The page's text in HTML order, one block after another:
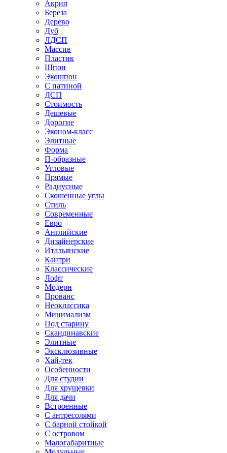
Акрил
Береза
Дерево
Дуб
ЛДСП
Массив
Пластик
Шпон
Экошпон
С патиной
ДСП
Стоимость
Дешевые
Дорогие
Эконом-класс
Элитные
Форма
П-образные
Угловые
Прямые
Радиусные
Скошенные углы
Стиль
Современные
Евро
Английские
Дизайнерские
Итальянские
Кантри
Классические
Лофт
Модерн
Прованс
Неоклассика
Минимализм
Под старину
Скандинавские
Элитные
Эксклюзивные
Хай-тек
Особенности
Для студии
Для хрущевки
Для дачи
Встроенные
С антресолями
С барной стойкой
С островом
Малогабаритные